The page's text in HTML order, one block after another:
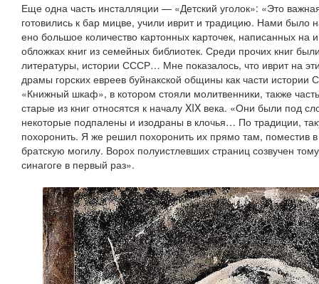
Еще одна часть инсталляции — «Детский уголок»: «Это
готовились к бар мицве, учили иврит и традицию. Нами было
ено большое количество картонных карточек, написанных
обложках книг из семейных библиотек. Среди прочих книг
литературы, истории СССР… Мне показалось, что иврит на
драмы горских евреев буйнакской общины как части истории
«Книжный шкаф», в котором стояли молитвенники, также
старые из книг относятся к началу XIX века. «Они были под
некоторые подпалены и изодраны в клочья… По традиции,
похоронить. Я же решил похоронить их прямо там, поместив
братскую могилу. Ворох полуистлевших страниц созвучен
синагоге в первый раз».